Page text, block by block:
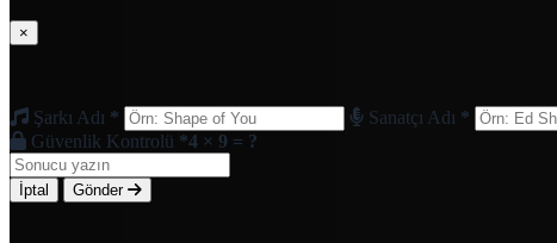
×
Şarkı Adı * Sanatçı Adı *
Güvenlik Kontrolü *4 × 9 = ?
İptal Gönder